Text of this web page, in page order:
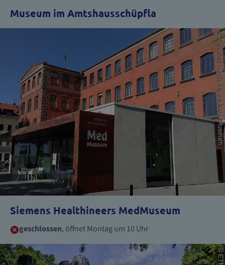
Museum im Amtshausschüpfla
Siemens Healthineers MedMuseum
geschlossen, öffnet Montag um 10 Uhr